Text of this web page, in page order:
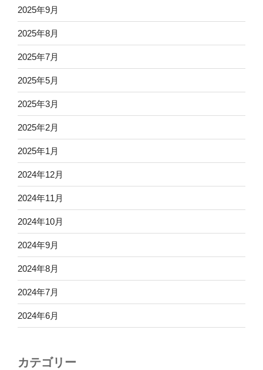
2025年9月
2025年8月
2025年7月
2025年5月
2025年3月
2025年2月
2025年1月
2024年12月
2024年11月
2024年10月
2024年9月
2024年8月
2024年7月
2024年6月
カテゴリー